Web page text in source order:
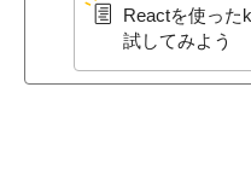
Reactを​使った​
試してみよう